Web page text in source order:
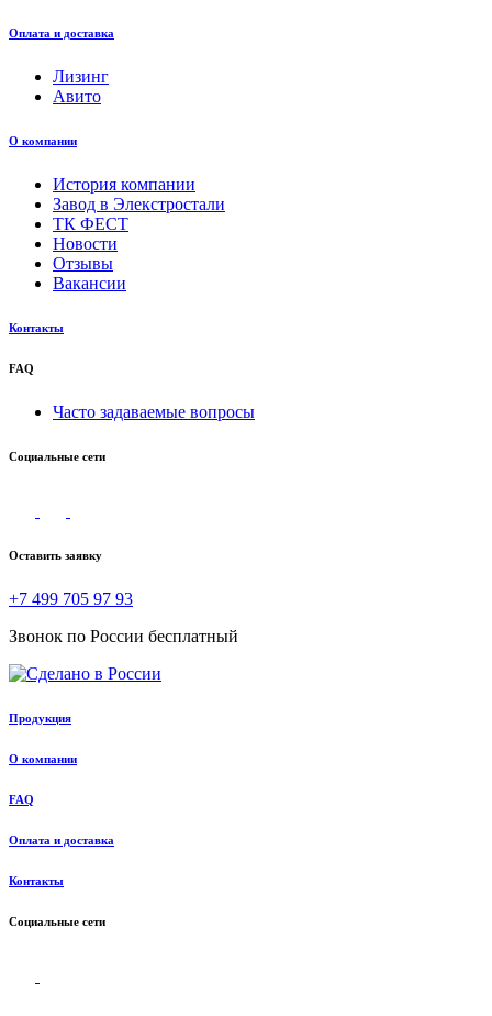
Оплата и доставка
Лизинг
Авито
О компании
История компании
Завод в Элекстростали
ТК ФЕСТ
Новости
Отзывы
Вакансии
Контакты
FAQ
Часто задаваемые вопросы
Социальные сети
Оставить заявку
+7 499 705 97 93
Звонок по России бесплатный
Продукция
О компании
FAQ
Оплата и доставка
Контакты
Социальные сети